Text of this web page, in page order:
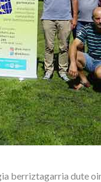
berriztagarria dute